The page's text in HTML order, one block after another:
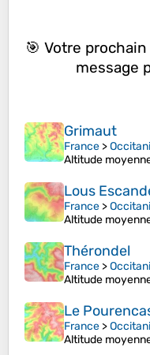
🎯 Votre
message
Grimaut
France >
Altitude
Lous
France >
Altitude
Thérondel
France >
Altitude
Le
France >
Altitude